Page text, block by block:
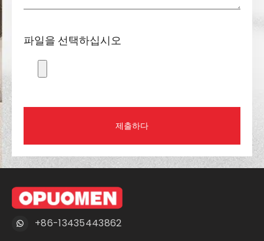
파일을 선택하십시오
제출하다
+86-13435443862